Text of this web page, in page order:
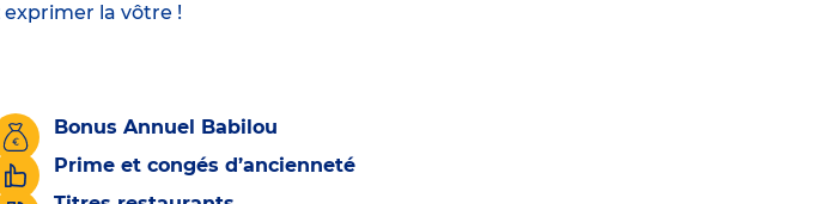
la vôtre !
Bonus Annuel Babilou
Prime et congés d’ancienneté